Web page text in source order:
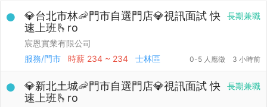
長期兼職
💎台北市林🦐門市自選門店💎視訊面試 快
速上班🫰ro
宸恩實業有限公司
服務/門市
時薪 234 ~ 234 士林區 0-5 人應徵 3 小時前
長期兼職
💎新北土城🦐門市自選門店💎視訊面試 快
速上班🫰ro